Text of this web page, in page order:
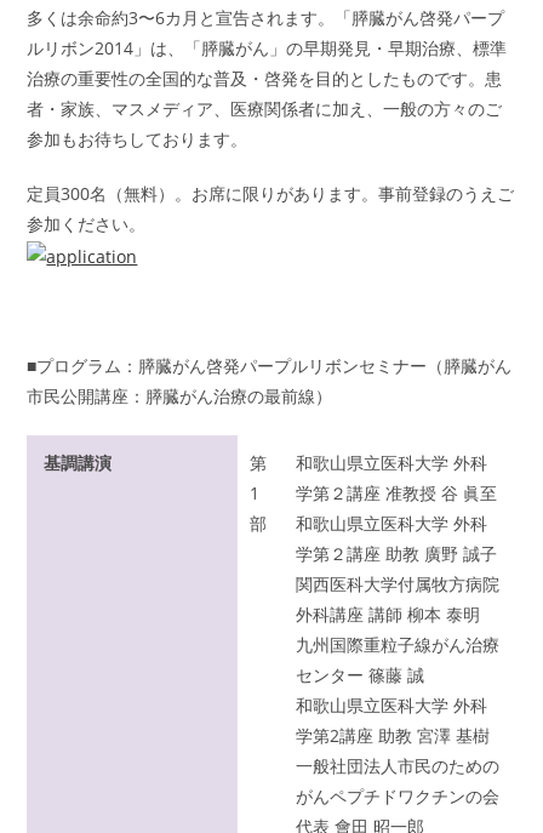
多くは余命約3〜6カ月と宣告されます。「膵臓がん啓発パープ
ルリボン2014」は、「膵臓がん」の早期発見・早期治療、標準
治療の重要性の全国的な普及・啓発を目的としたものです。患
者・家族、マスメディア、医療関係者に加え、一般の方々のご
参加もお待ちしております。
定員300名（無料）。お席に限りがあります。事前登録のうえご
参加ください。
■プログラム：膵臓がん啓発パープルリボンセミナー（膵臓がん
市民公開講座：膵臓がん治療の最前線）
基調講演
第
1
部
和歌山県立医科大学 外科
学第２講座 准教授 谷 眞至
和歌山県立医科大学 外科
学第２講座 助教 廣野 誠子
関西医科大学付属牧方病院
外科講座 講師 柳本 泰明
九州国際重粒子線がん治療
センター 篠藤 誠
和歌山県立医科大学 外科
学第2講座 助教 宮澤 基樹
一般社団法人市民のための
がんペプチドワクチンの会
代表 會田 昭一郎